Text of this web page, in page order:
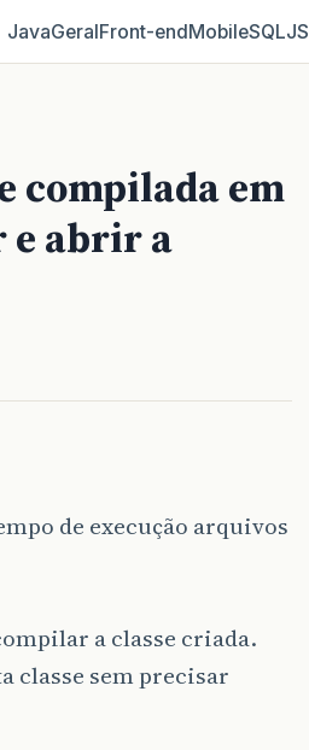
JavaGeralFront‑endMobileSQLJS
compilada em
e abrir a
de execução arquivos
a classe criada.
classe sem precisar